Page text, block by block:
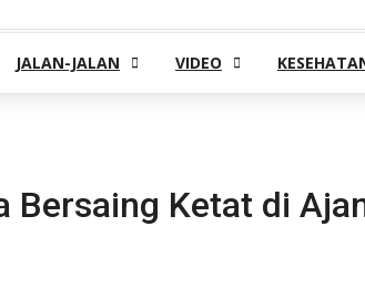
JALAN-JALAN VIDEO
Bersaing Ketat di